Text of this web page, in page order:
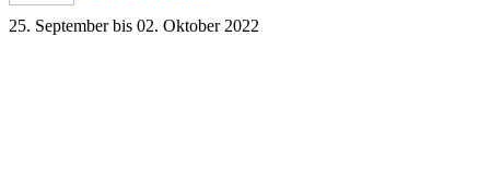
25. September bis 02. Oktober 2022